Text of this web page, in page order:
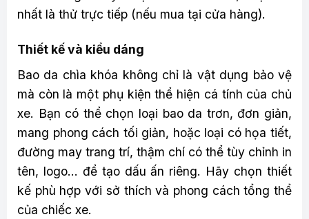
nhất là thử trực tiếp (nếu mua tại cửa hàng).
Thiết kế và kiểu dáng
Bao da chìa khóa không chỉ là vật dụng bảo vệ
mà còn là một phụ kiện thể hiện cá tính của chủ
xe. Bạn có thể chọn loại bao da trơn, đơn giản,
mang phong cách tối giản, hoặc loại có họa tiết,
đường may trang trí, thậm chí có thể tùy chỉnh in
tên, logo… để tạo dấu ấn riêng. Hãy chọn thiết
kế phù hợp với sở thích và phong cách tổng thể
của chiếc xe.